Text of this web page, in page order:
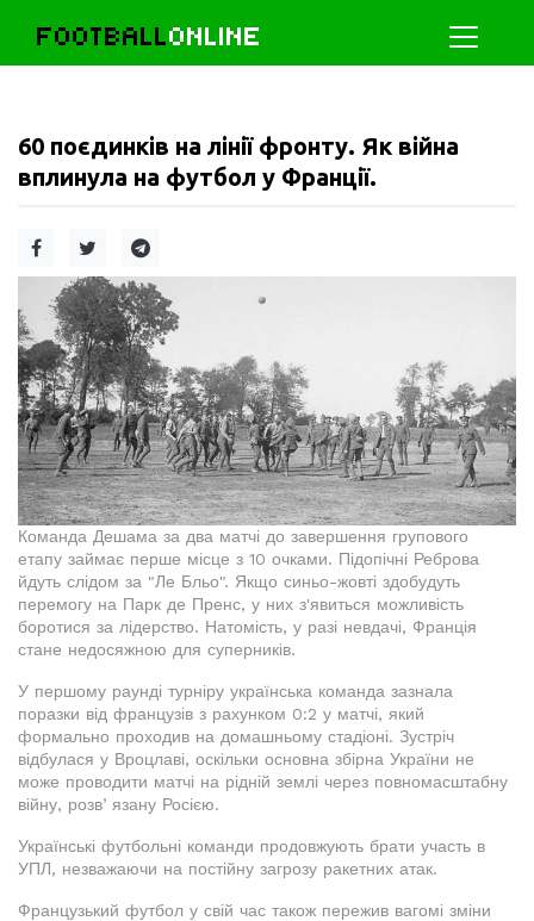
FOOTBALLONLINE
60 поєдинків на лінії фронту. Як війна
вплинула на футбол у Франції.
Команда Дешама за два матчі до завершення групового
етапу займає перше місце з 10 очками. Підопічні Реброва
йдуть слідом за "Ле Бльо". Якщо синьо-жовті здобудуть
перемогу на Парк де Пренс, у них з'явиться можливість
боротися за лідерство. Натомість, у разі невдачі, Франція
стане недосяжною для суперників.
У першому раунді турніру українська команда зазнала
поразки від французів з рахунком 0:2 у матчі, який
формально проходив на домашньому стадіоні. Зустріч
відбулася у Вроцлаві, оскільки основна збірна України не
може проводити матчі на рідній землі через повномасштабну
війну, розвʼязану Росією.
Українські футбольні команди продовжують брати участь в
УПЛ, незважаючи на постійну загрозу ракетних атак.
Французький футбол у свій час також пережив вагомі зміни